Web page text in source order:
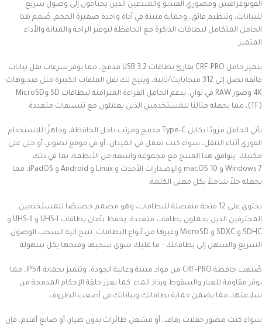
الفوتوغرافيين ومصوري الفيديو والمبدعين الذين يحتاجون إلى وصول سريع
للبيانات، وتنظيم فائق، وحماية متينة في أداة واحدة صغيرة الحجم. صُمم هذا
الحامل المتكامل لبطاقات الذاكرة مع الحافظة لتوفير الراحة والمتانة والأداء
المتميز.
يتميز حامل CRF-PRO بقارئ بطاقات USB 3.2 مدمج، مما يوفر سرعات نقل بيانات
فائقة تصل إلى 312 ميجابايت/ثانية، ويتيح لك نقل الملفات الكبيرة مثل فيديوهات
4K وصور RAW في ثوانٍ. يدعم الحامل القراءة المتزامنة لبطاقات SD وMicroSD
(TF)، مما يجعله مثاليًا للمستخدمين الذين يعملون مع تنسيقات متعددة.
يأتي الحامل مزودًا بكابل Type-C مدمج ومرتب داخل الحافظة، وجاهزًا للاستخدام
الفوري أثناء التنقل، سواء كنت تعمل في الميدان، أو في موقع تصوير، أو حتى على
مكتبك. يتوافق هذا المنتج مع مجموعة واسعة من الأنظمة، بما في ذلك
Windows 7 و macOS 10 والإصدارات الأحدث و Linux و Android و iPadOS، مما
يجعله حلاً شاملاً بكل معنى الكلمة.
يحتوي على 12 فتحة منفصلة للبطاقات، وهو مصمم خصيصًا للمستخدمين
المحترفين الذين يحملون بطاقات متعددة. يحفظ بأمان بطاقات UHS-I و UHS-II و
SDHC و SDXC و MicroSD وغيرها من أنواع البطاقات. تتيح آلية السحب الوصول
السريع والسهل إلى بطاقاتك – ما عليك سوى سحبها وفتحها بكل سهولة.
صُنعت حافظة CRF-PRO من مواد متينة وعالية الجودة، وتتميز بحماية IP54، مما
يوفر مقاومة للغبار والسقوط ورذاذ الماء. كما يعزز حلقة الإحكام المدمجة من
سلامتها، مما يضمن حماية بطاقاتك وبياناتك في أصعب الظروف.
سواء كنت مصور حفلات زفاف، أو مشغل طائرات بدون طيار، أو صانع أفلام، فإن